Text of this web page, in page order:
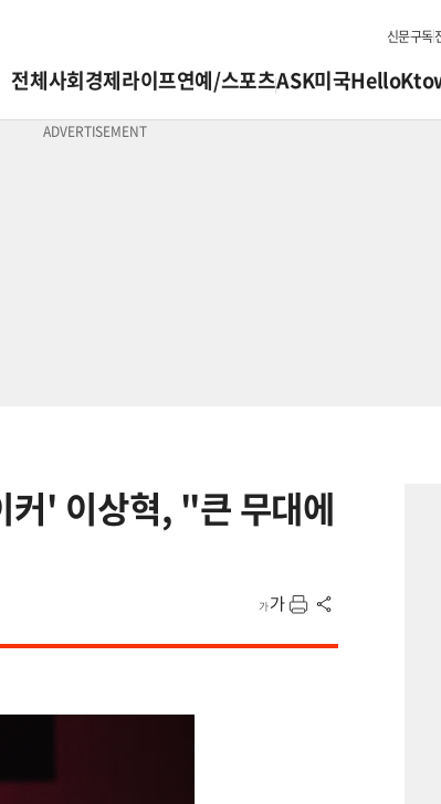
신문구독
전체사회경제라이프연예/스포츠ASK미국
' 이상혁, "큰 무대에